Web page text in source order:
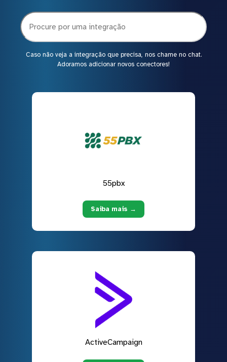
Caso não veja a integração que precisa, nos chame no chat.
Adoramos adicionar novos conectores!
55pbx
Saiba mais →
ActiveCampaign